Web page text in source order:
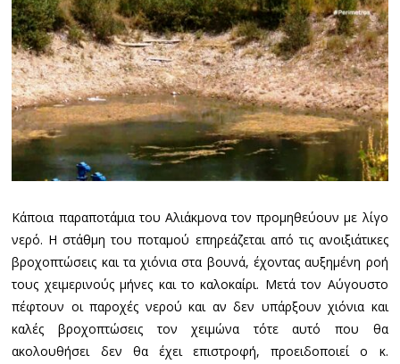
Κάποια παραποτάμια του Αλιάκμονα τον προμηθεύουν με λίγο
νερό. Η στάθμη του ποταμού επηρεάζεται από τις ανοιξιάτικες
βροχοπτώσεις και τα χιόνια στα βουνά, έχοντας αυξημένη ροή
τους χειμερινούς μήνες και το καλοκαίρι. Μετά τον Αύγουστο
πέφτουν οι παροχές νερού και αν δεν υπάρξουν χιόνια και
καλές βροχοπτώσεις τον χειμώνα τότε αυτό που θα
ακολουθήσει δεν θα έχει επιστροφή, προειδοποιεί ο κ.